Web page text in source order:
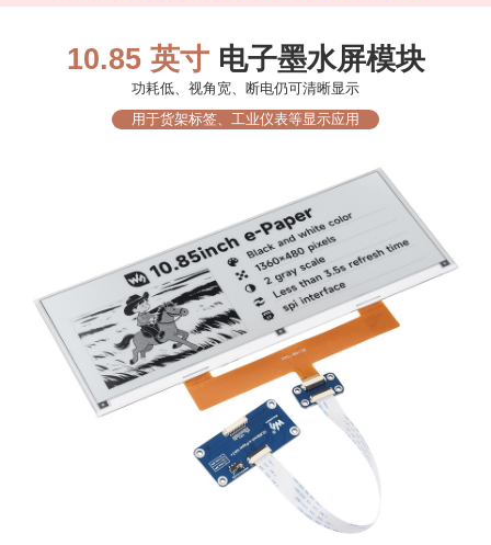
10.85 英寸 电子墨水屏模块
功耗低、视角宽、断电仍可清晰显示
用于货架标签、工业仪表等显示应用